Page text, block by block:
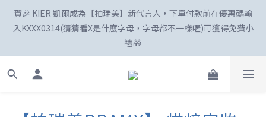
☀️「爸」氣外露！SKIN1004最高77折、柏瑞美最高82折
賀🎉 KIER 凱爾成為【柏瑞美】新代言人，下單付款前在優惠碼輸
入KXXX0314(猜猜看X是什麼字母，字母都不一樣喔)可獲得免費小
禮🎁